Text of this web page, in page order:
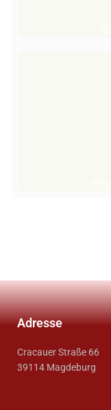
Adresse
Cracauer Straße 66
39114 Magdeburg